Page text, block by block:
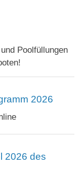
Poolfüllungen
2026
2026 des